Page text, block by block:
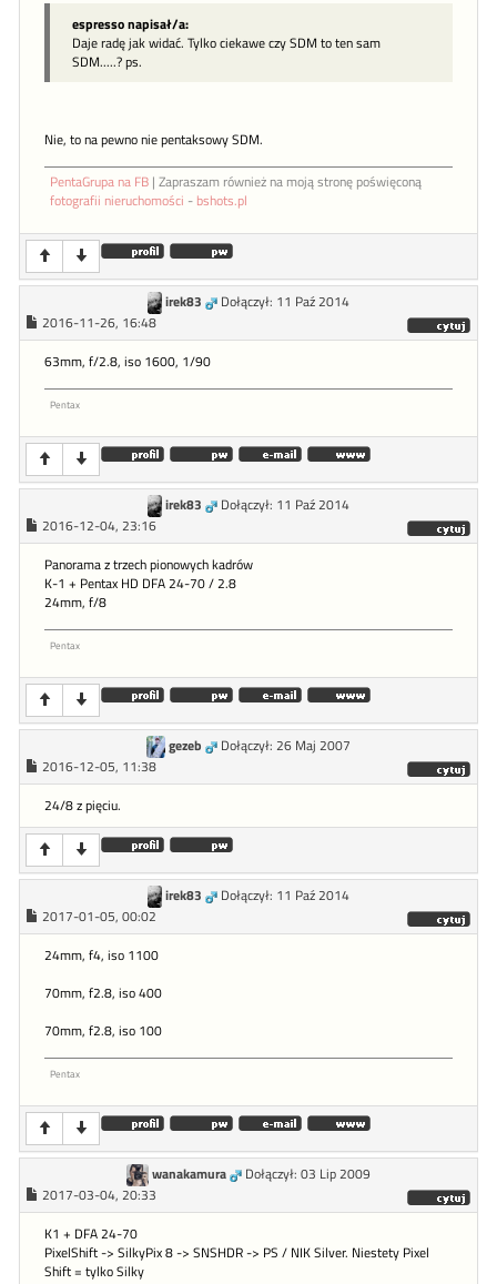
espresso napisał/a:
Daje radę jak widać. Tylko ciekawe czy SDM to ten sam
SDM.....? ps.
Nie, to na pewno nie pentaksowy SDM.
PentaGrupa na FB | Zapraszam również na moją stronę poświęconą
fotografii nieruchomości - bshots.pl
irek83
Dołączył: 11 Paź 2014
2016-11-26, 16:48
63mm, f/2.8, iso 1600, 1/90
Pentax
irek83
Dołączył: 11 Paź 2014
2016-12-04, 23:16
Panorama z trzech pionowych kadrów
K-1 + Pentax HD DFA 24-70 / 2.8
24mm, f/8
Pentax
gezeb
Dołączył: 26 Maj 2007
2016-12-05, 11:38
24/8 z pięciu.
irek83
Dołączył: 11 Paź 2014
2017-01-05, 00:02
24mm, f4, iso 1100
70mm, f2.8, iso 400
70mm, f2.8, iso 100
Pentax
wanakamura
Dołączył: 03 Lip 2009
2017-03-04, 20:33
K1 + DFA 24-70
PixelShift -> SilkyPix 8 -> SNSHDR -> PS / NIK Silver. Niestety Pixel
Shift = tylko Silky